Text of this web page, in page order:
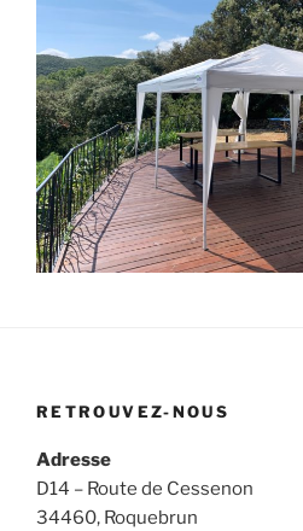
RETROUVEZ-NOUS
Adresse
D14 – Route de Cessenon
34460, Roquebrun